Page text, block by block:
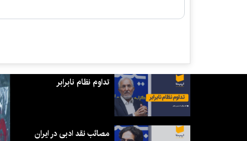
تداوم نظام نابرابر
مصائب نقد ادبی در ایران